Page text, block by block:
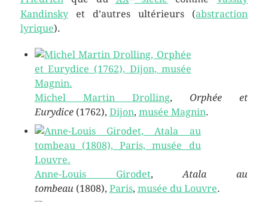
Kandinskyet d’autres ultérieurs (abstraction
lyrique).
Michel Martin Drolling,Orphée et
Eurydice(1762), Dijon, musée Magnin.
Anne-Louis Girodet,Atala au
tombeau (1808), Paris, musée du Louvre.